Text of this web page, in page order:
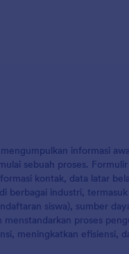
informasi
sebuah proses.
kontak, data latar
berbagai industri,
siswa), sumber
menstandarkan proses
meningkatkan efisiensi,